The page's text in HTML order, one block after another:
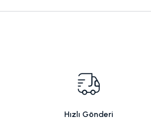
Hızlı Gönderi